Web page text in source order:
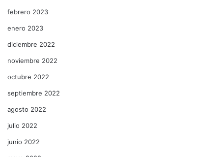
febrero 2023
enero 2023
diciembre 2022
noviembre 2022
octubre 2022
septiembre 2022
agosto 2022
julio 2022
junio 2022